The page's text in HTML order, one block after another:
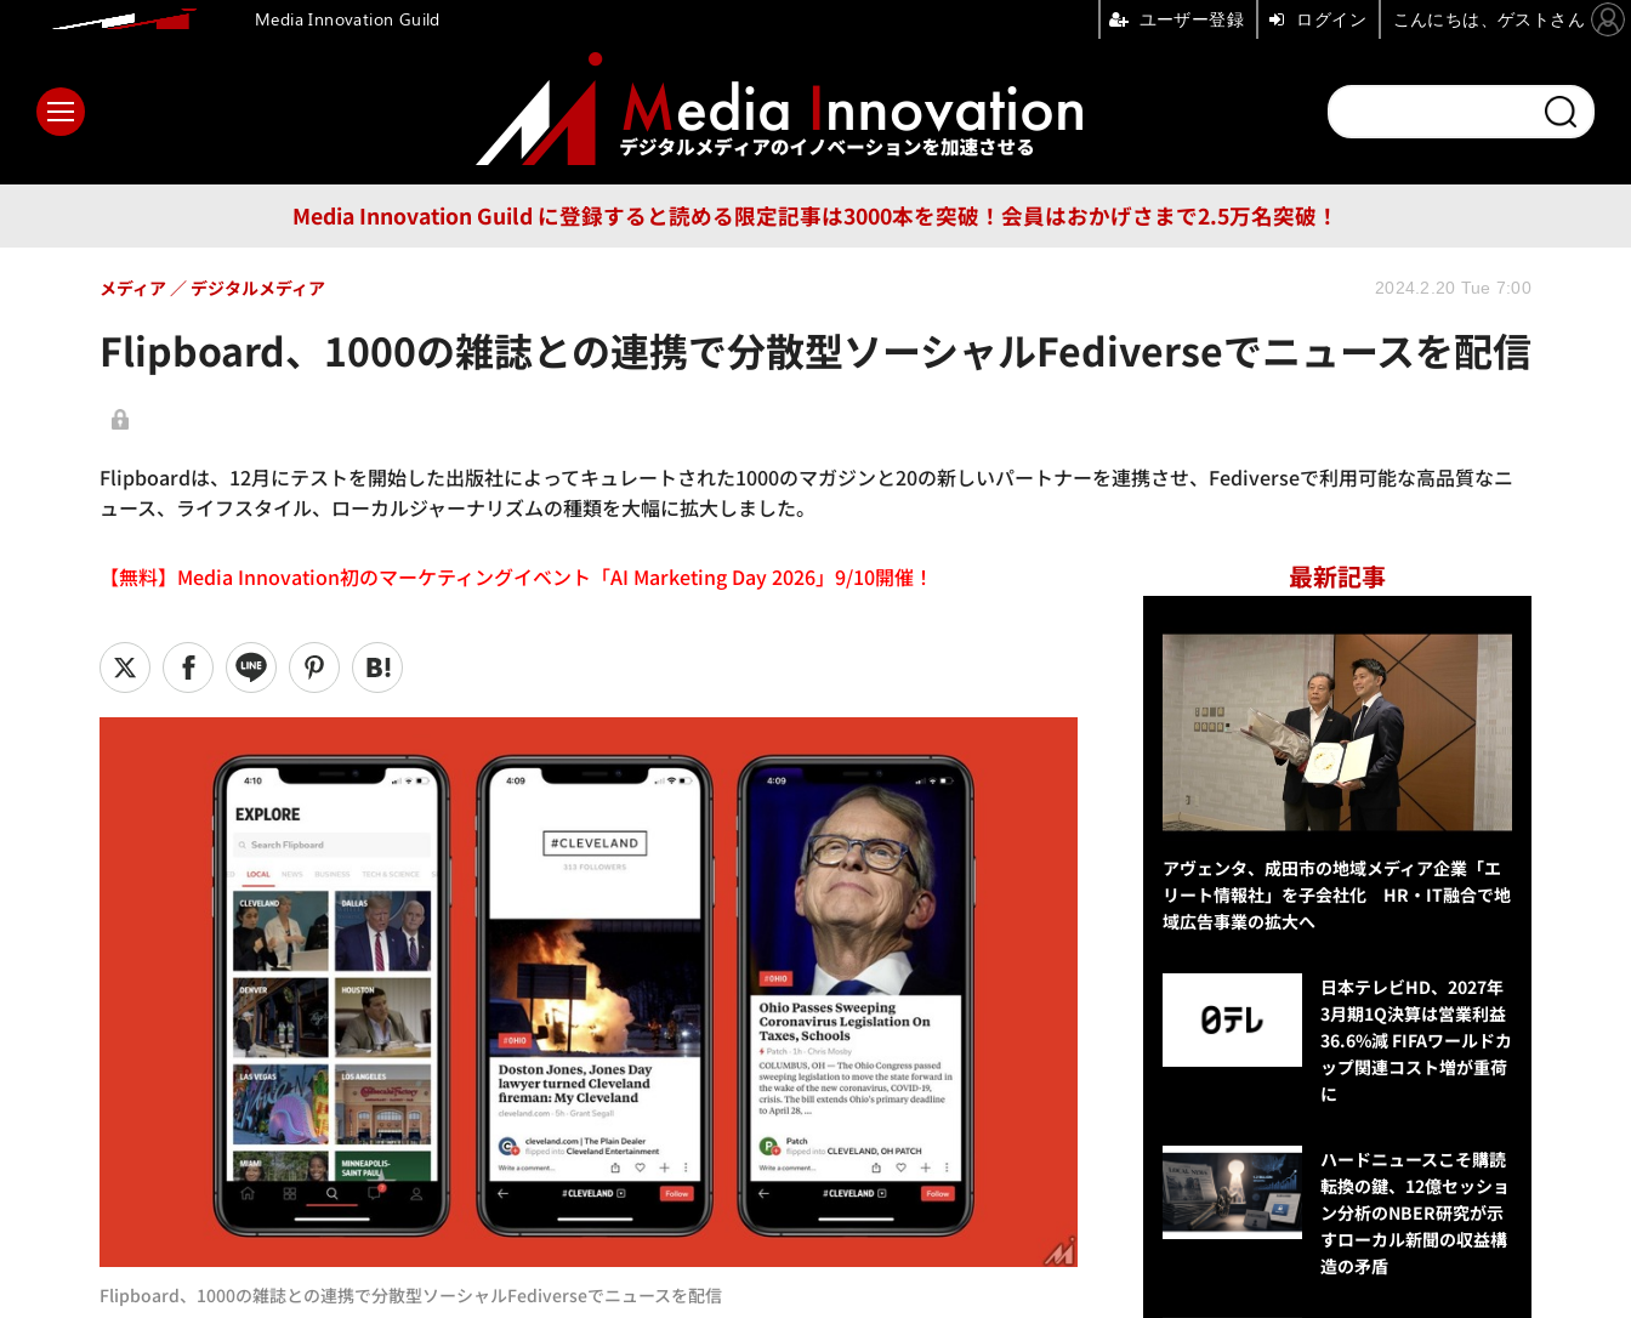
Media Innovation Guild に登録すると読める限定記事は3000本を突破！会員はおかげさまで2.5万名突破！
メディア テクノロジー 広告 企業 特集 ブランドチャンネル
フォーエム その他
Flipboard、1000の雑誌との連携で分散型ソーシャルFediverseでニュースを配信
Flipboardは、12月にテストを開始した出版社によってキュレートされた1000のマガジンと20の新しいパートナーを連携させ、Fediverseで利用可能な高品質なニ
ュース、ライフスタイル、ローカルジャーナリズムの種類を大幅に拡大しました。
メディア デジタルメディア 2024.2.20 Tue 7:00
【無料】Media Innovation初のマーケティングイベント「AI Marketing Day 2026」9/10開催！
Flipboard、1000の雑誌との連携で分散型ソーシャルFediverseでニュースを配信
最新記事
アヴェンタ、成田市の地域メディア企業「エ
リート情報社」を子会社化 HR・IT融合で地
域広告事業の拡大へ
日本テレビHD、2027年
3月期1Q決算は営業利益
36.6%減 FIFAワールドカ
ップ関連コスト増が重荷
に
ハードニュースこそ購読
転換の鍵、12億セッショ
ン分析のNBER研究が示
すローカル新聞の収益構
造の矛盾
Media Innovation Guild ユーザー登録 ログイン こんにちは、ゲストさん